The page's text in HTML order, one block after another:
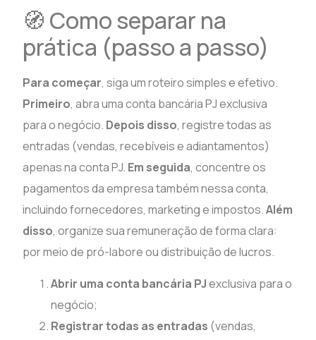
🧭 Como separar na
prática (passo a passo)
Para começar, siga um roteiro simples e efetivo.
Primeiro, abra uma conta bancária PJ exclusiva
para o negócio. Depois disso, registre todas as
entradas (vendas, recebíveis e adiantamentos)
apenas na conta PJ. Em seguida, concentre os
pagamentos da empresa também nessa conta,
incluindo fornecedores, marketing e impostos.Além
disso, organize sua remuneração de forma clara:
por meio de pró-labore ou distribuição de lucros.
Abrir uma conta bancária PJexclusiva para o
negócio;
Registrar todas as entradas (vendas,